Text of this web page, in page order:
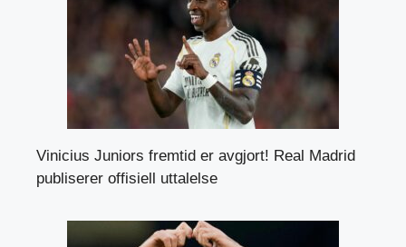
Vinicius Juniors fremtid er avgjort! Real Madrid
publiserer offisiell uttalelse